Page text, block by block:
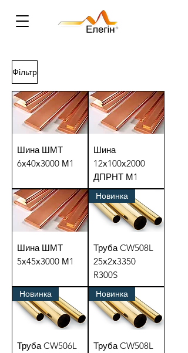
Фільтр
Шина ШМТ
6х40х3000 М1
Шина
12х100х2000
ДПРНТ М1
Шина ШМТ
5х45х3000 М1
Новинка
Труба CW508L
25х2х3350
R300S
Новинка
Труба CW506L
Новинка
Труба CW508L